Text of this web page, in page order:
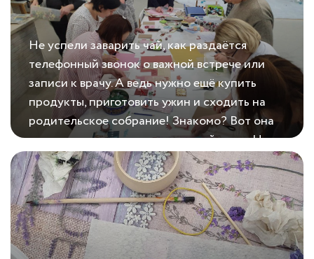
Блокнот королевы
Не успели заварить чай, как раздаётся
телефонный звонок о важной встрече или
записи к врачу. А ведь нужно ещё купить
продукты, приготовить ужин и сходить на
родительское собрание! Знакомо? Вот она
— многозадачность современной мамы. Но
как это всё запомнить и удержать в
голове?...